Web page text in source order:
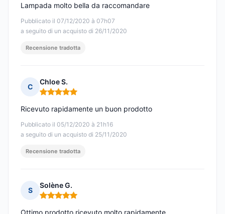
Pubblicato il 07/12/2020 à 07h07
a seguito di un acquisto di 26/11/2020
Lampada molto bella da raccomandare
Recensione tradotta
C
Chloe S.
Nota: 5 su 5
Pubblicato il 05/12/2020 à 21h16
a seguito di un acquisto di 25/11/2020
Ricevuto rapidamente un buon prodotto
Recensione tradotta
S
Solène G.
Nota: 5 su 5